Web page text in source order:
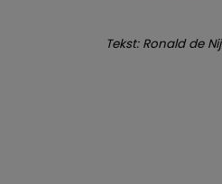
Tekst: Ronald de